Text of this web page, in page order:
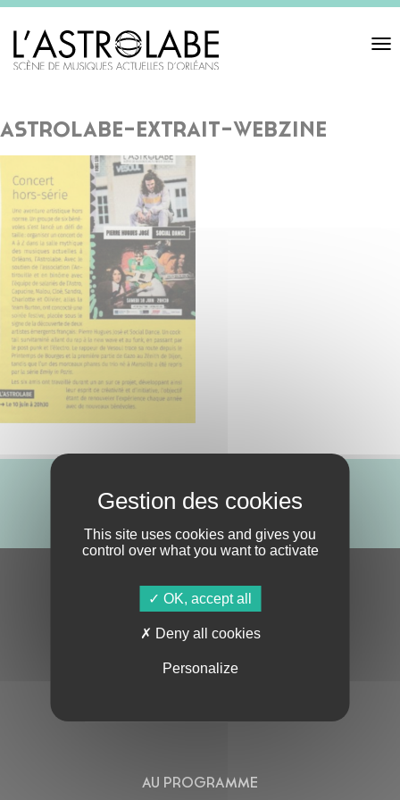
Toggle
astrolabe-extrait-webzine
ABONNE-TOI !
S'ABONNER À LA NEWSLETTER
AU PROGRAMME
This site uses cookies and gives you
control over what you want to activate
OK, accept all
Deny all cookies
Personalize